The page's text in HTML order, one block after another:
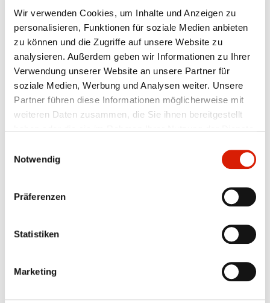
Wir verwenden Cookies, um Inhalte und Anzeigen zu
personalisieren, Funktionen für soziale Medien anbieten
zu können und die Zugriffe auf unsere Website zu
analysieren. Außerdem geben wir Informationen zu Ihrer
Verwendung unserer Website an unsere Partner für
soziale Medien, Werbung und Analysen weiter. Unsere
Partner führen diese Informationen möglicherweise mit
weiteren Daten zusammen, die Sie ihnen bereitgestellt
Notwendig
Präferenzen
Statistiken
Marketing
Impressum Lieferanten
Rechtliche Vereinbarungen
Rechtliche Vereinbarungen
Alle Rechte am gesamten Inhalt des Internetangebots
Internetangebot der ORLEN Unipetrol Deutschland
Urheberrecht oder die eingetragenen Markenrechte
Kein Teil des Dienstes darf ohne vorherige schriftliche
Zustimmung der ORLEN Unipetrol Deutschland
übertragen, modifiziert, verlinkt oder genutzt werden,